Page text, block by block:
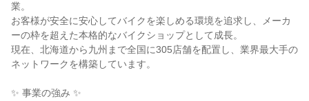
業。
お客様が安全に安心してバイクを楽しめる環境を追求し、メーカ
ーの枠を超えた本格的なバイクショップとして成長。
現在、北海道から九州まで全国に305店舗を配置し、業界最大手の
ネットワークを構築しています。
✨ 事業の強み ✨